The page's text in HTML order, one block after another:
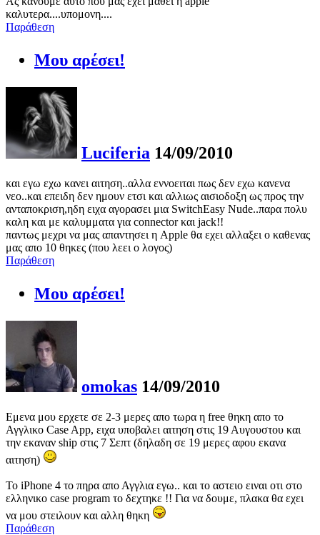
καλυτερα....υπομονη....
Παράθεση
Μου αρέσει!
Luciferia 14/09/2010
και εγω εχω κανει αιτηση..αλλα εννοειται πως δεν εχω κανενα
νεο..και επειδη δεν ημουν ετσι και αλλιως αισιοδοξη ως προς την
ανταποκριση,ηδη ειχα αγορασει μια SwitchEasy Nude..παρα πολυ
καλη και με καλυμματα για connector και jack!!
παντως μεχρι να μας απαντησει η Apple θα εχει αλλαξει ο καθενας
μας απο 10 θηκες (που λεει ο λογος)
Παράθεση
Μου αρέσει!
omokas 14/09/2010
Εμενα μου ερχετε σε 2-3 μερες απο τωρα η free θηκη απο το
Αγγλικο Case App, ειχα υποβαλει αιτηση στις 19 Αυγουστου και
την εκαναν ship στις 7 Σεπτ (δηλαδη σε 19 μερες αφου εκανα
αιτηση)
Το iPhone 4 το πηρα απο Αγγλια εγω.. και το αστειο ειναι οτι στο
ελληνικο case program το δεχτηκε !! Για να δουμε, πλακα θα εχει
να μου στειλουν και αλλη θηκη
Παράθεση